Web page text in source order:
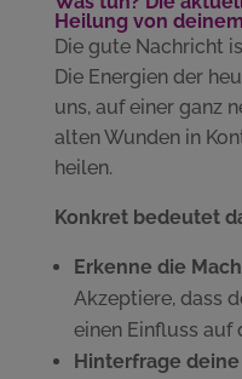
Heilung von
Die gute Nachricht
Die Energien der
uns, auf einer ganz
alten Wunden in
heilen.
Konkret bedeutet
Erkenne die
Akzeptiere, dass
einen Einfluss auf
Hinterfrage